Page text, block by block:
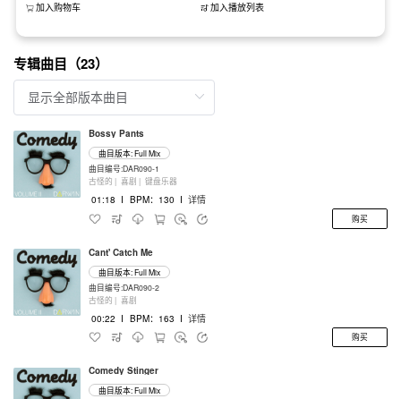
加入购物车 加入播放列表
专辑曲目（23）
Bossy Pants
曲目版本: Full Mix
曲目编号:DAR090-1
古怪的 | 喜剧 | 键盘乐器
01:18 I BPM：130 I 详情
购买
Cant' Catch Me
曲目版本: Full Mix
曲目编号:DAR090-2
古怪的 | 喜剧
00:22 I BPM：163 I 详情
购买
Comedy Stinger
曲目版本: Full Mix